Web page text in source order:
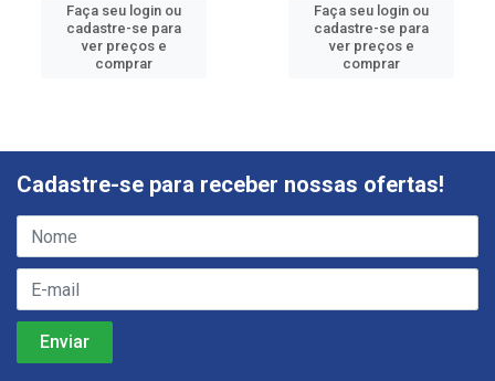
Faça seu login ou
cadastre-se para
ver preços e
comprar
Faça seu login ou
cadastre-se para
ver preços e
comprar
Cadastre-se para receber nossas ofertas!